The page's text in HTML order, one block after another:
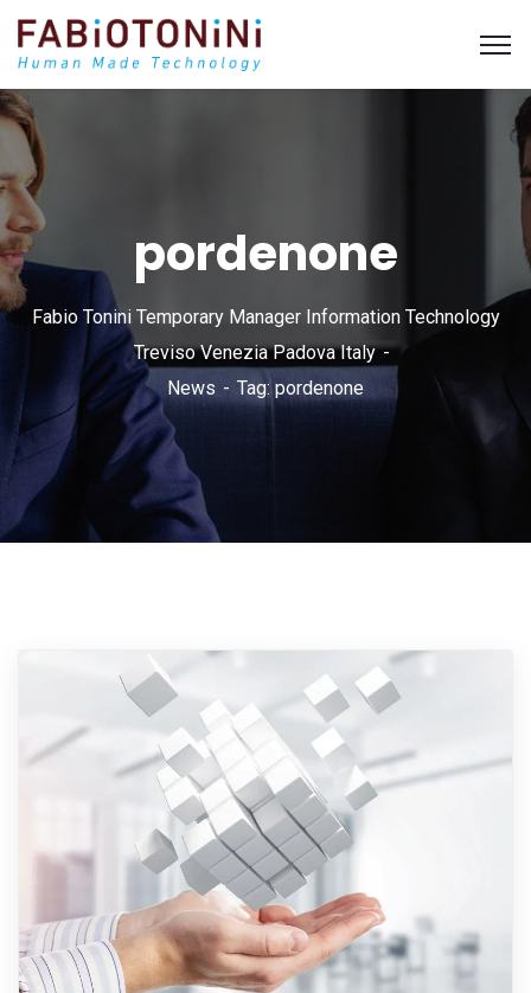
pordenone
Fabio Tonini Temporary Manager Information Technology
Treviso Venezia Padova Italy
News
Tag: pordenone